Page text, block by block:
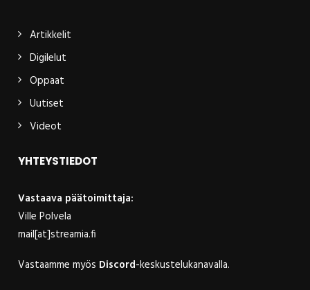
Artikkelit
Digilelut
Oppaat
Uutiset
Videot
YHTEYSTIEDOT
Vastaava päätoimittaja:
Ville Polvela
mail[at]streamia.fi
Vastaamme myös Discord-keskustelukanavalla.